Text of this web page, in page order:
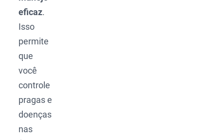
eficaz.
Isso
permite
que
você
controle
pragas e
doenças
nas